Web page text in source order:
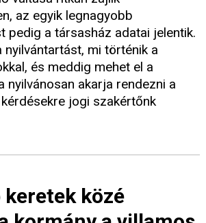
az egyik legnagyobb
a társasház adatai jelentik.
nyilvántartást, mi történik a
és meddig mehet el a
nyilvánosan akarja rendezni a
jogi szakértőnk
közé